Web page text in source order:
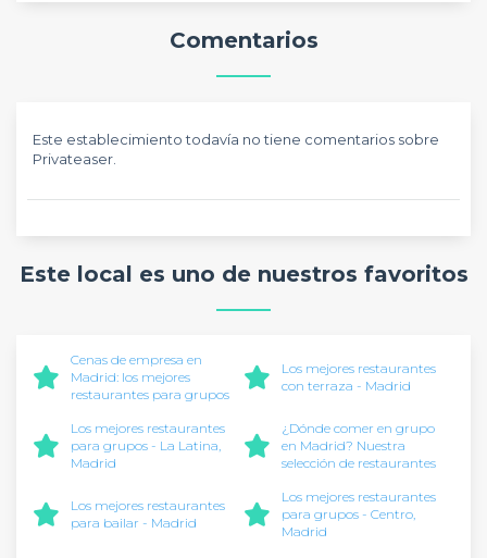
Comentarios
Este establecimiento todavía no tiene comentarios sobre
Privateaser.
Este local es uno de nuestros favoritos
Cenas de empresa en
Madrid: los mejores
restaurantes para grupos
Los mejores restaurantes
con terraza - Madrid
Los mejores restaurantes
para grupos - La Latina,
Madrid
¿Dónde comer en grupo
en Madrid? Nuestra
selección de restaurantes
Los mejores restaurantes
para bailar - Madrid
Los mejores restaurantes
para grupos - Centro,
Madrid